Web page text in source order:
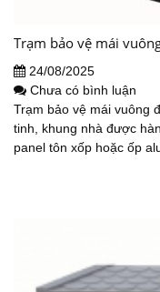
Trạm bảo vệ mái
24/08/2025
Chưa có bình luận
Trạm bảo vệ mái vuông
tinh, khung nhà được
panel tôn xốp hoặc ốp